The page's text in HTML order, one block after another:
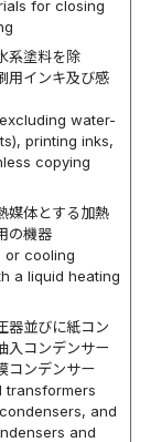
for closing
塗料を除
用インキ及び感
water-
printing inks,
copying
体とする加熱
の機器
or cooling
a liquid heating
並びに紙コン
入コンデンサー
コンデンサー
transformers
and
and